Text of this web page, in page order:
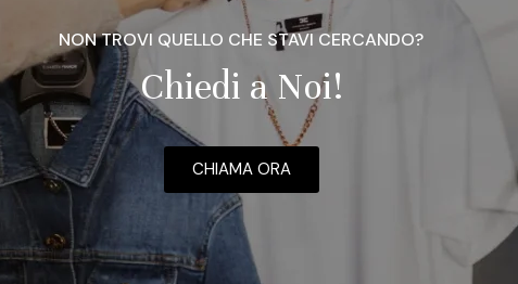
NON TROVI QUELLO CHE STAVI CERCANDO?
Chiedi a Noi!
CHIAMA ORA